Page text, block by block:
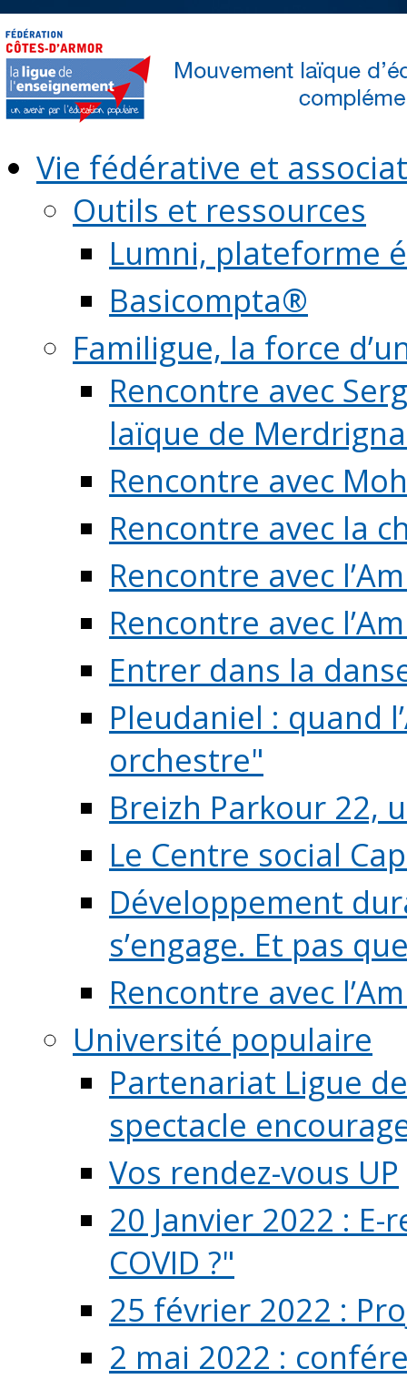
Vie fédérative et
Outils et ressources
Lumni, plateforme
Basicompta®
Familigue, la force
Rencontre avec
laïque de
Rencontre avec
Rencontre avec la
Rencontre avec
Rencontre avec
Entrer dans la
Pleudaniel : quand
orchestre"
Breizh Parkour 22,
Le Centre social
Développement
s’engage. Et pas
Rencontre avec
Université populaire
Partenariat Ligue
spectacle
Vos rendez-vous UP
20 Janvier 2022 :
COVID ?"
25 février 2022 :
2 mai 2022 :